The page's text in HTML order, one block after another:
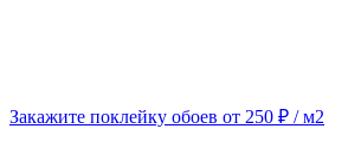
Закажите поклейку обоев от 250 ₽ / м2